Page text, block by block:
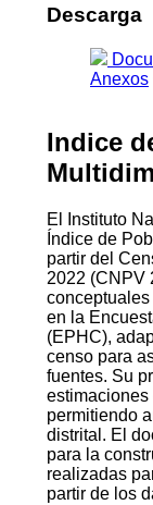
Descarga
Anexos
Indice
El Instituto
Índice de
partir del
2022 (CNPV
en la
(EPHC),
censo para
fuentes. Su
estimaciones
permitiendo
distrital. El
para la
realizadas
partir de los